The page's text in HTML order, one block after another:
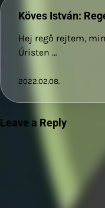
Köves István:
Hej regő rejtem,
Úristen …
2022.02.08.
Leave a Reply